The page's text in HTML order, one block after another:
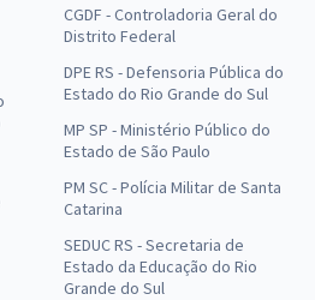
CGDF - Controladoria Geral do
Distrito Federal
DPE RS - Defensoria Pública do
Estado do Rio Grande do Sul
MP SP - Ministério Público do
Estado de São Paulo
PM SC - Polícia Militar de Santa
Catarina
SEDUC RS - Secretaria de
Estado da Educação do Rio
Grande do Sul